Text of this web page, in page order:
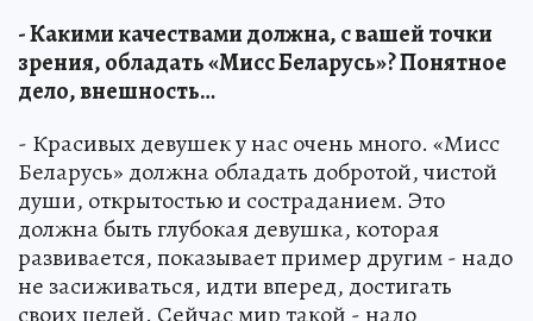
- Какими качествами должна, с вашей точки
зрения, обладать «Мисс Беларусь»? Понятное
дело, внешность…
- Красивых девушек у нас очень много. «Мисс
Беларусь» должна обладать добротой, чистой
души, открытостью и состраданием. Это
должна быть глубокая девушка, которая
развивается, показывает пример другим - надо
не засиживаться, идти вперед, достигать